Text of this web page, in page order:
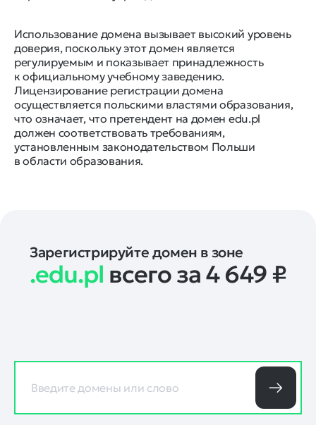
Использование домена вызывает высокий уровень
доверия, поскольку этот домен является
регулируемым и показывает принадлежность
к официальному учебному заведению.
Лицензирование регистрации домена
осуществляется польскими властями образования,
что означает, что претендент на домен edu.pl
должен соответствовать требованиям,
установленным законодательством Польши
в области образования.
Зарегистрируйте домен в зоне
.edu.pl всего за 4 649 ₽